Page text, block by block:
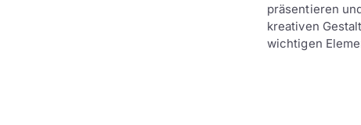
präsentieren
kreativen
wichtigen